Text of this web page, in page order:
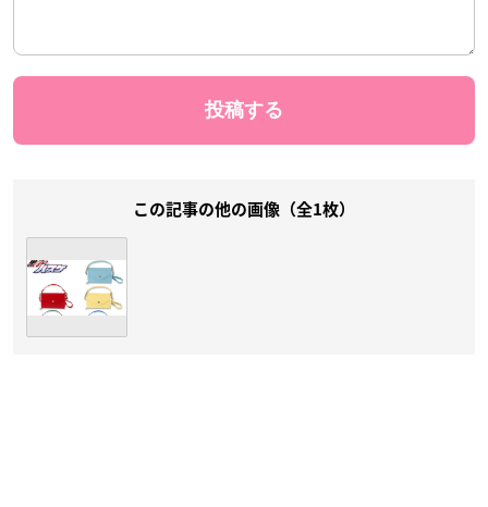
この記事の他の画像（全1枚）